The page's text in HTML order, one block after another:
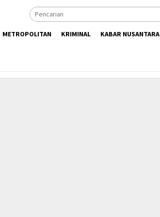
METROPOLITAN KRIMINAL KABAR NUSANTARA